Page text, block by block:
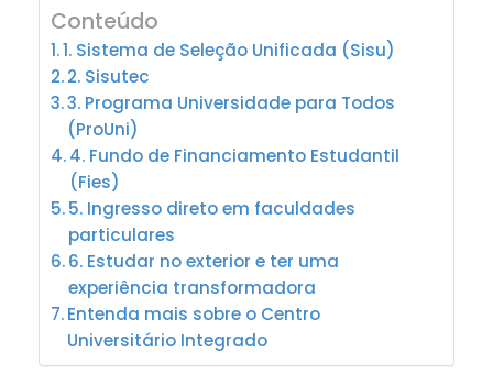
Conteúdo
1. Sistema de Seleção Unificada (Sisu)
2. Sisutec
3. Programa Universidade para Todos
(ProUni)
4. Fundo de Financiamento Estudantil
(Fies)
5. Ingresso direto em faculdades
particulares
6. Estudar no exterior e ter uma
experiência transformadora
Entenda mais sobre o Centro
Universitário Integrado